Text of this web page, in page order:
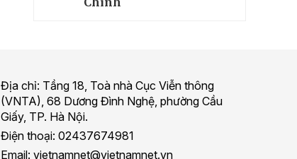
Địa chỉ: Tầng 18, Toà nhà Cục Viễn thông
(VNTA), 68 Dương Đình Nghệ, phường Cầu
Giấy, TP. Hà Nội.
Điện thoại: 02437674981
Email: vietnamnet@vietnamnet.vn